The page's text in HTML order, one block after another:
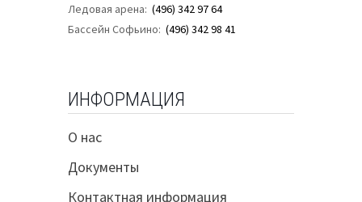
Ледовая арена: (496) 342 97 64
Бассейн Софьино: (496) 342 98 41
ИНФОРМАЦИЯ
О нас
Документы
Контактная информация